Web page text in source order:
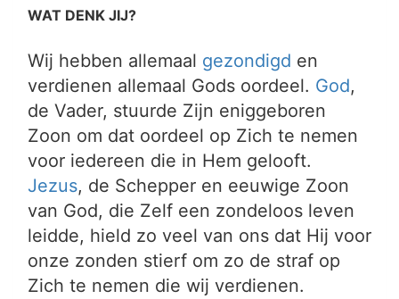
WAT DENK JIJ?
Wij hebben allemaal gezondigd en
verdienen allemaal Gods oordeel. God,
de Vader, stuurde Zijn eniggeboren
Zoon om dat oordeel op Zich te nemen
voor iedereen die in Hem gelooft.
Jezus, de Schepper en eeuwige Zoon
van God, die Zelf een zondeloos leven
leidde, hield zo veel van ons dat Hij voor
onze zonden stierf om zo de straf op
Zich te nemen die wij verdienen.